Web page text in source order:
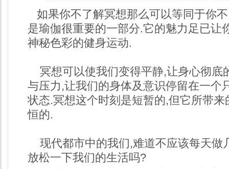
如果你不了解冥想那么可以等同于你
是瑜伽很重要的一部分.它的魅力足已让
神秘色彩的健身运动.
冥想可以使我们变得平静,让身心彻底
与压力,让我们的身体及意识停留在一个
状态.冥想这个时刻是短暂的,但它所带来
恒的.
现代都市中的我们,难道不应该每天做
放松一下我们的生活吗?